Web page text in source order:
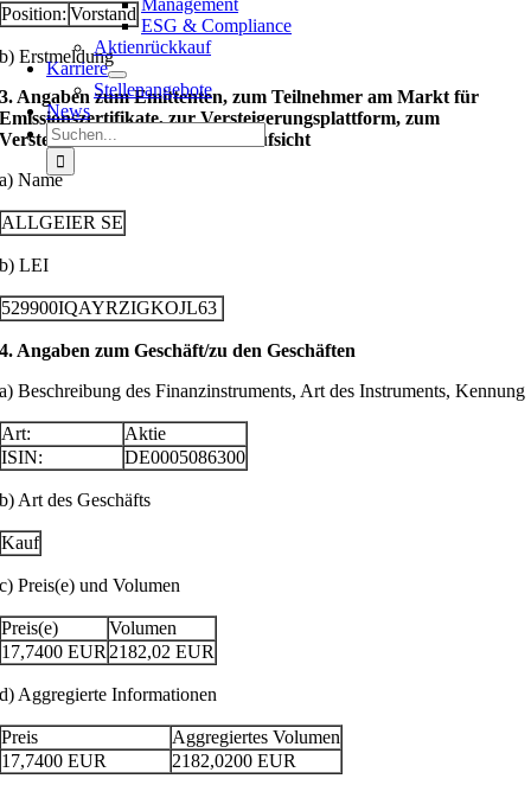
Management
ESG & Compliance
Aktienrückkauf
Karriere
Stellenangebote
News
Suche
nach:
Position: Vorstand
b) Erstmeldung
3. Angaben zum Emittenten, zum Teilnehmer am Markt für
Emissionszertifikate, zur Versteigerungsplattform, zum
Versteigerer oder zur Auktionsaufsicht
a) Name
ALLGEIER SE
b) LEI
529900IQAYRZIGKOJL63
4. Angaben zum Geschäft/zu den Geschäften
a) Beschreibung des Finanzinstruments, Art des Instruments, Kennung
Art:
Aktie
ISIN:
DE0005086300
b) Art des Geschäfts
Kauf
c) Preis(e) und Volumen
Preis(e)
Volumen
17,7400 EUR 2182,02 EUR
d) Aggregierte Informationen
Preis
Aggregiertes Volumen
17,7400 EUR 2182,0200 EUR